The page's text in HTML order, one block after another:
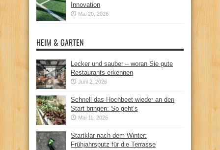
Innovation
Mai 20, 2026
HEIM & GARTEN
Lecker und sauber – woran Sie gute
Restaurants erkennen
Juni 2, 2026
Schnell das Hochbeet wieder an den
Start bringen: So geht’s
Mai 11, 2026
Startklar nach dem Winter:
Frühjahrsputz für die Terrasse